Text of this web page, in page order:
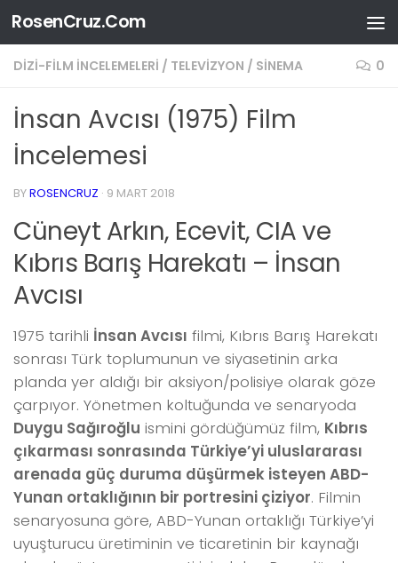
Skip to content
RosenCruz.Com
DIZI-FILM İNCELEMELERI / TELEVIZYON / SINEMA 0
İnsan Avcısı (1975) Film
İncelemesi
BYROSENCRUZ · 9 MART 2018
Cüneyt Arkın, Ecevit, CIA ve
Kıbrıs Barış Harekatı – İnsan
Avcısı
1975 tarihli İnsan Avcısı filmi, Kıbrıs Barış Harekatı
sonrası Türk toplumunun ve siyasetinin arka
planda yer aldığı bir aksiyon/polisiye olarak göze
çarpıyor. Yönetmen koltuğunda ve senaryoda
Duygu Sağıroğlu ismini gördüğümüz film, Kıbrıs
çıkarması sonrasında Türkiye’yi uluslararası
arenada güç duruma düşürmek isteyen ABD-
Yunan ortaklığının bir portresini çiziyor. Filmin
senaryosuna göre, ABD-Yunan ortaklığı Türkiye’yi
uyuşturucu üretiminin ve ticaretinin bir kaynağı